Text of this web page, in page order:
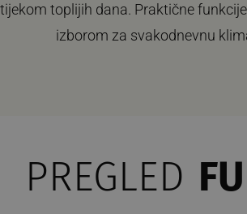
toplijih dana. Praktične
izborom za svakodnevnu
PREGLED